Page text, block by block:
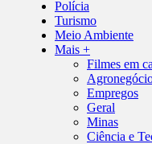
Polícia
Turismo
Meio Ambiente
Mais +
Filmes em
Empregos
Geral
Minas
Ciência e